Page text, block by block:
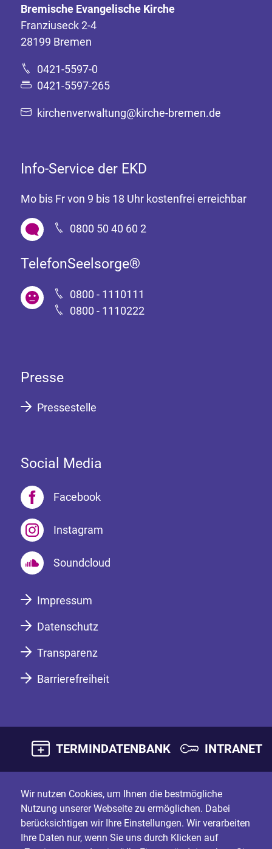
Bremische Evangelische Kirche
Franziuseck 2-4
28199 Bremen
0421-5597-0
0421-5597-265
kirchenverwaltung@kirche-bremen.de
Info-Service der EKD
Mo bis Fr von 9 bis 18 Uhr kostenfrei erreichbar
0800 50 40 60 2
TelefonSeelsorge®
0800 - 1110111
0800 - 1110222
Presse
Pressestelle
Social Media
Facebook
Instagram
Soundcloud
Impressum
Datenschutz
Transparenz
Barrierefreiheit
TERMINDATENBANK INTRANET
Wir nutzen Cookies, um Ihnen die bestmögliche
Nutzung unserer Webseite zu ermöglichen. Dabei
berücksichtigen wir Ihre Einstellungen. Wir verarbeiten
Ihre Daten nur, wenn Sie uns durch Klicken auf